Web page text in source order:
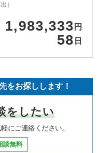
）
1,983,333 円
58 日
をお探しします！
をしたい
にご連絡ください。
談無料